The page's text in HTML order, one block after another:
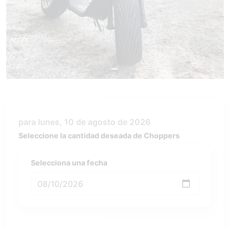
para lunes, 10 de agosto de 2026
Seleccione la cantidad deseada de Choppers
Selecciona una fecha